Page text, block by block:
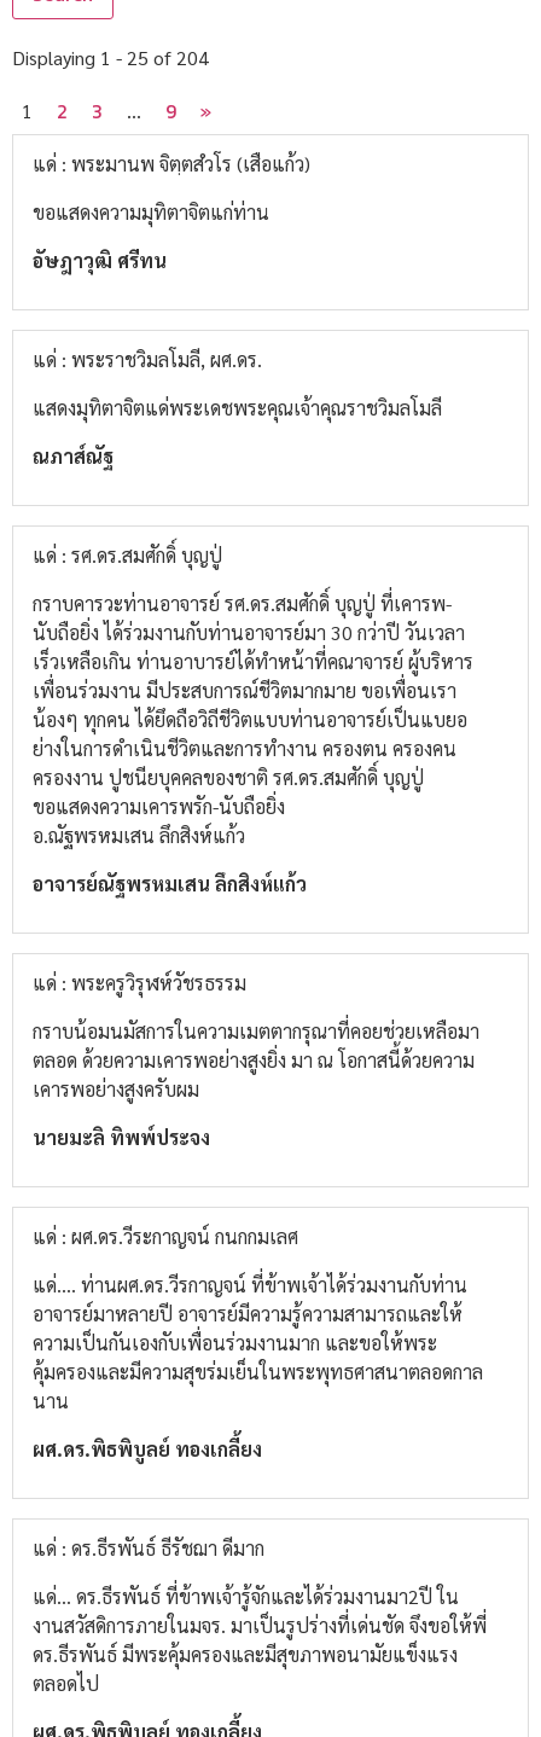
Displaying 1 - 25 of 204
1 2 3 … 9 »
แด่ : พระมานพ จิตฺตสํวโร (เสือแก้ว)
ขอแสดงความมุทิตาจิตแก่ท่าน
อัษฎาวุฒิ ศรีทน
แด่ : พระราชวิมลโมลี, ผศ.ดร.
แสดงมุทิตาจิตแด่พระเดชพระคุณเจ้าคุณราชวิมลโมลี
ณภาส์ณัฐ
แด่ : รศ.ดร.สมศักดิ์ บุญปู่
กราบคารวะท่านอาจารย์ รศ.ดร.สมศักดิ์ บุญปู่ ที่เคารพ-
นับถือยิ่ง ได้ร่วมงานกับท่านอาจารย์มา 30 กว่าปี วันเวลา
เร็วเหลือเกิน ท่านอาบารย์ได้ทำหน้าที่คณาจารย์ ผู้บริหาร
เพื่อนร่วมงาน มีประสบการณ์ชีวิตมากมาย ขอเพื่อนเรา
น้องๆ ทุกคน ได้ยึดถือวิถีชีวิตแบบท่านอาจารย์เป็นแบยอ
ย่างในการดำเนินชีวิตและการทำงาน ครองตน ครองคน
ครองงาน ปูชนียบุคคลของชาติ รศ.ดร.สมศักดิ์ บุญปู่
ขอแสดงความเคารพรัก-นับถือยิ่ง
อ.ณัฐพรหมเสน ลึกสิงห์แก้ว
อาจารย์ณัฐพรหมเสน ลึกสิงห์แก้ว
แด่ : พระครูวิรุฬห์วัชรธรรม
กราบน้อมนมัสการในความเมตตากรุณาที่คอยช่วยเหลือมา
ตลอด ด้วยความเคารพอย่างสูงยิ่ง มา ณ โอกาสนี้ด้วยความ
เคารพอย่างสูงครับผม
นายมะลิ ทิพพ์ประจง
แด่ : ผศ.ดร.วีระกาญจน์ กนกกมเลศ
แด่.... ท่าน​ผศ.ดร.วีรกาญจน์ ที่ข้าพเจ้าได้ร่วมงานกับท่าน
อาจารย์มาหลายปี​ อาจารย์มีความรู้ความสามารถและให้
ความเป็นกันเองกับเพื่อนร่วมงาน​มาก และขอให้พระ
คุ้มครองและมีความสุขร่มเย็นในพระพุทธศาสนาตลอดกาล
นาน
ผศ.ดร.พิธพิบูลย์​ ทองเกลี้ยง
แด่ : ดร.ธีรพันธ์ ธีรัชฌา ดีมาก
แด่... ดร.ธีรพันธ์​ ที่ข้าพเจ้ารู้จักและได้ร่วมงานมา2ปี​ ใน
งานสวัสดิการภายในมจร.​ มาเป็นรูปร่างที่เด่นชัด​ จึงขอให้พี่
ดร.ธีรพันธ์​ มีพระคุ้มครองและมีสุขภาพอนามัยแข็งแรง
ตลอดไป
ผศ.ดร.พิธพิบูลย์​ ทองเกลี้ยง